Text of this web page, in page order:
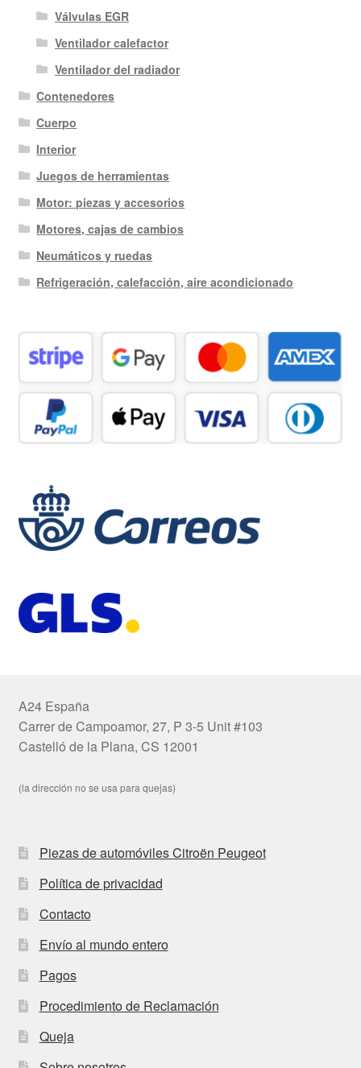
Válvulas EGR
Ventilador calefactor
Ventilador del radiador
Contenedores
Cuerpo
Interior
Juegos de herramientas
Motor: piezas y accesorios
Motores, cajas de cambios
Neumáticos y ruedas
Refrigeración, calefacción, aire acondicionado
A24 España
Carrer de Campoamor, 27, P 3-5 Unit #103
Castelló de la Plana, CS 12001
(la dirección no se usa para quejas)
Piezas de automóviles Citroën Peugeot
Política de privacidad
Contacto
Envío al mundo entero
Pagos
Procedimiento de Reclamación
Queja